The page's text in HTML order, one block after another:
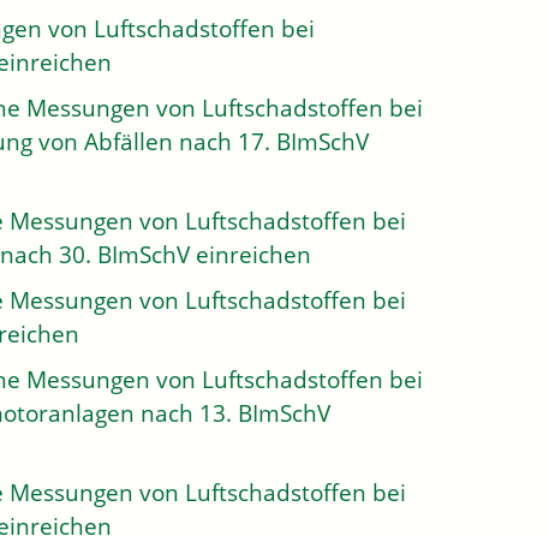
von Luftschadstoffen bei
Messungen von Luftschadstoffen bei
von Abfällen nach 17. BImSchV
von Luftschadstoffen bei
30. BImSchV einreichen
von Luftschadstoffen bei
Messungen von Luftschadstoffen bei
nach 13. BImSchV
von Luftschadstoffen bei